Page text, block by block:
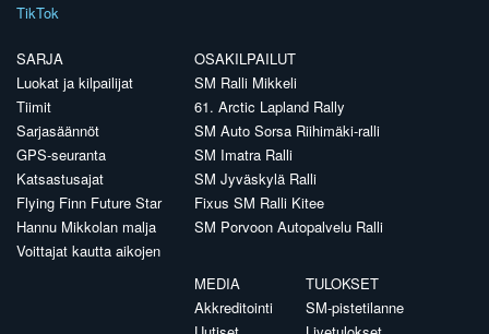
TikTok
SARJA
Luokat ja kilpailijat
Tiimit
Sarjasäännöt
GPS-seuranta
Katsastusajat
Flying Finn Future Star
Hannu Mikkolan malja
Voittajat kautta aikojen
OSAKILPAILUT
SM Ralli Mikkeli
61. Arctic Lapland Rally
SM Auto Sorsa Riihimäki-ralli
SM Imatra Ralli
SM Jyväskylä Ralli
Fixus SM Ralli Kitee
SM Porvoon Autopalvelu Ralli
MEDIA
Akkreditointi
TULOKSET
SM-pistetilanne